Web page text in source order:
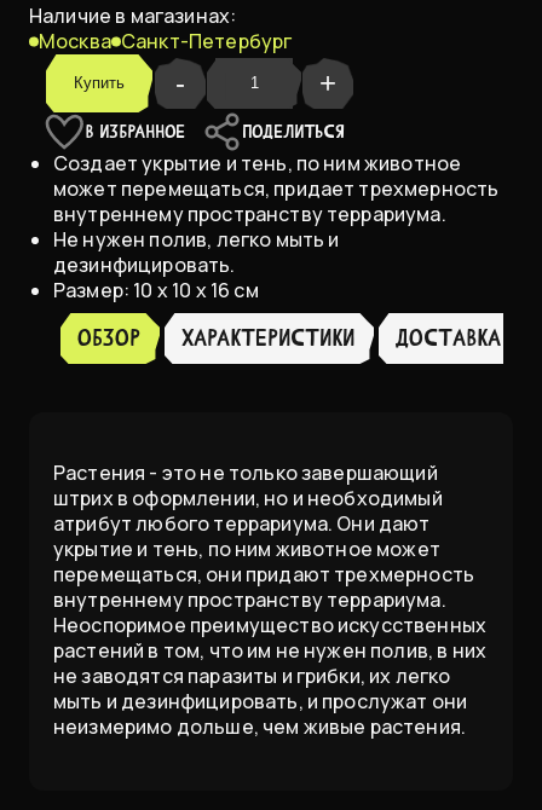
Наличие в магазинах:
Москва Санкт-Петербург
Купить - +
В ИЗБРАННОЕ ПОДЕЛИТЬСЯ
Создает укрытие и тень, по ним животное
может перемещаться, придает трехмерность
внутреннему пространству террариума.
Не нужен полив, легко мыть и
дезинфицировать.
Размер: 10 х 10 х 16 см
Обзор ХАРАКТЕРИСТИКИ доставка
Растения - это не только завершающий
штрих в оформлении, но и необходимый
атрибут любого террариума. Они дают
укрытие и тень, по ним животное может
перемещаться, они придают трехмерность
внутреннему пространству террариума.
Неоспоримое преимущество искусственных
растений в том, что им не нужен полив, в них
не заводятся паразиты и грибки, их легко
мыть и дезинфицировать, и прослужат они
неизмеримо дольше, чем живые растения.